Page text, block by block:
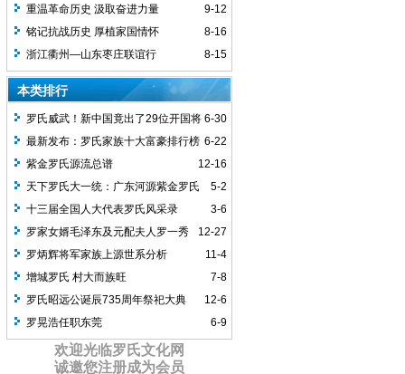
召开
9-12
重温革命历史 汲取奋进力量
8-16
铭记抗战历史 厚植家国情怀
8-15
浙江衢州—山东枣庄联谊行
本类排行
6-30
罗氏威武！新中国竟出了29位开国将
军，罗家人顶起！
6-22
最新发布：罗氏家族十大富豪排行榜
12-16
紫金罗氏源流总谱
5-2
天下罗氏大一统：广东河源紫金罗氏
迁徙源流记
3-6
十三届全国人大代表罗氏风采录
12-27
罗家女婿毛泽东及元配夫人罗一秀
11-4
罗炳辉将军家族上源世系分析
7-8
增城罗氏 村大而族旺
12-6
罗氏昭远公诞辰735周年祭祀大典
6-9
罗晃浩任职东莞
欢迎光临罗氏文化网
诚邀您注册成为会员